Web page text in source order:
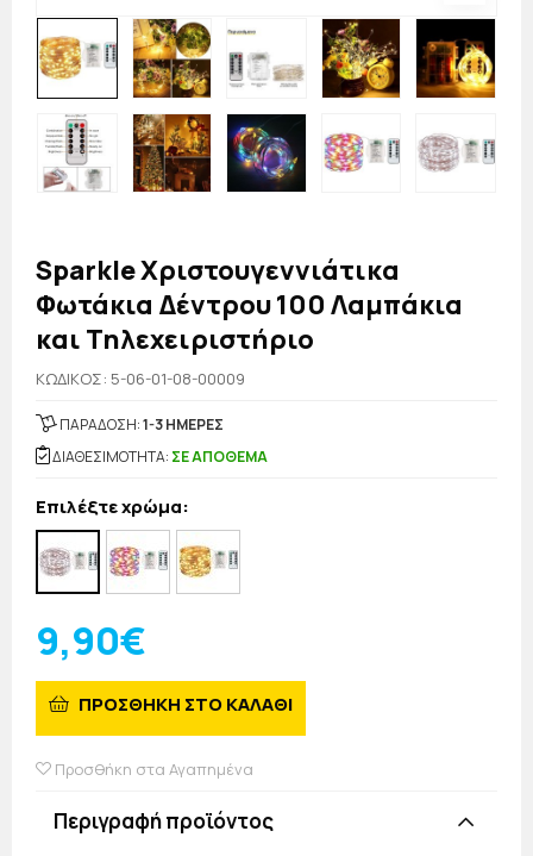
Sparkle Χριστουγεννιάτικα
Φωτάκια Δέντρου 100 Λαμπάκια
και Τηλεχειριστήριο
KΩΔΙΚΟΣ: 5-06-01-08-00009
ΠΑΡΑΔΟΣΗ:1-3 ΗΜΕΡΕΣ
ΔΙΑΘΕΣΙΜΟΤΗΤΑ: ΣΕ ΑΠΟΘΕΜΑ
Επιλέξτε χρώμα:
9,90€
ΠΡΟΣΘΗΚΗ ΣΤΟ ΚΑΛΑΘΙ
Προσθήκη στα Αγαπημένα
Περιγραφή προϊόντος